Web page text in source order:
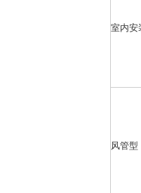
室内安
风管型